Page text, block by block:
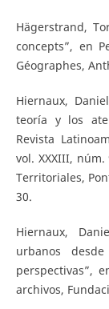
Hägerstrand,
concepts”, en
Géographes,
Hiernaux,
teoría y los
Revista
vol. XXXIII,
Territoriales,
30.
Hiernaux,
urbanos
perspectivas”,
archivos,